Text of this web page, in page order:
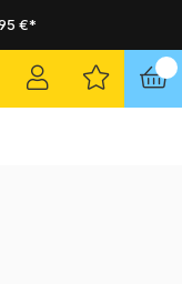
€*
€*